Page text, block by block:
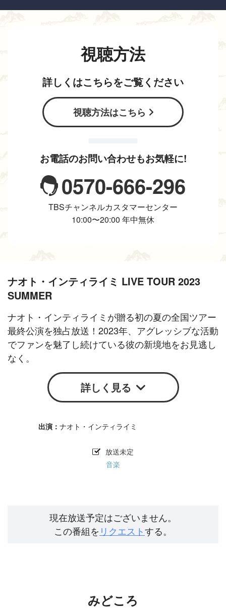
視聴方法
詳しくはこちらをご覧ください
視聴方法はこちら
お電話のお問い合わせもお気軽に!
0570-666-296
TBSチャンネルカスタマーセンター
10:00〜20:00 年中無休
ナオト・インティライミ LIVE TOUR 2023
SUMMER
ナオト・インティライミが贈る初の夏の全国ツアー
最終公演を独占放送！2023年、アグレッシブな活動
でファンを魅了し続けている彼の新境地をお見逃し
なく。
詳しく見る
ナオト・インティライミ
放送未定
音楽
現在放送予定はございません。
この番組を リクエストする。
みどころ